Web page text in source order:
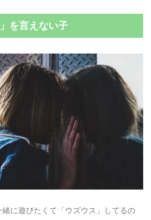
を言えない子
に遊びたくて「ウズウス」してるの